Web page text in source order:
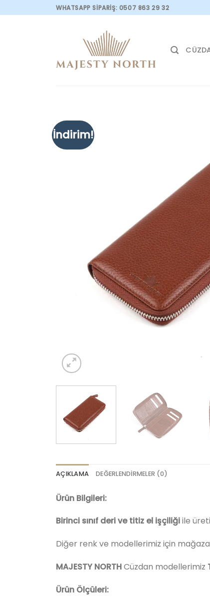
to
WHATSAPP SİPARİŞ: 0507 863 29 32
İndirim!
AÇIKLAMA DEĞERLENDIRMELER (0)
Ürün Bilgileri:
Birinci sınıf deri ve titiz el işçiliğiile
Diğer renk ve modellerimiz için
MAJESTY NORTHCüzdan modellerimiz
Ürün Ölçüleri: